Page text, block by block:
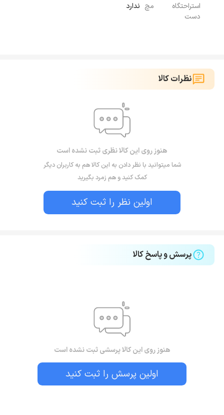
استراحتگاه مچ
دست
ندارد
نظرات کالا
هنوز روی این کالا نظری ثبت نشده است
شما میتوانید با نظر دادن به این کالا هم به کاربران دیگر
کمک کنید و هم زمرد بگیرید
اولین نظر را ثبت کنید
پرسش و پاسخ کالا
هنوز روی این کالا پرسشی ثبت نشده است
اولین پرسش را ثبت کنید